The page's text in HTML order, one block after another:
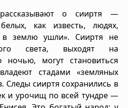
о сииртя —
как известь, людях,
в землю ушли». Сииртя не
света, выходят на
ночью, могут становиться
стадами «земляных
сииртя сохранились в
и урочищ по всей тундре —